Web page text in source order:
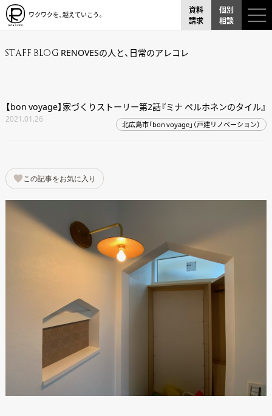
ワクワクを、越えていこう。
資料
請求
個別
相談
STAFF BLOG RENOVESの人と、日常のアレコレ
【bon voyage】家づくりストーリー第2話『ミナ ペルホネンのタイル』
2021.01.26
北広島市「bon voyage」（戸建リノベーション）
この記事をお気に入り